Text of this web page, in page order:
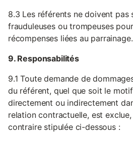
8.3 Les référents ne doivent pas
frauduleuses ou trompeuses
récompenses liées au parrainage.
9. Responsabilités
9.1 Toute demande de
du référent, quel que soit le
directement ou indirectement
relation contractuelle, est
contraire stipulée ci-dessous :